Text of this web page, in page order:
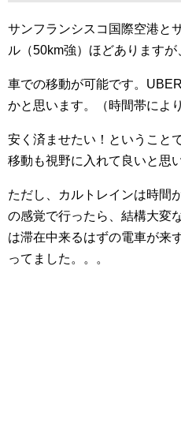
サンフランシスコ国際空港と
ル（50km強）ほどありますが
車での移動が可能です。
かと思います。（時間帯によ
安く済ませたい！ということ
移動も視野に入れて良いと思
ただし、カルトレインは時間
の感覚で行ったら、結構大変
は滞在中来るはずの電車が来
ってました。。。